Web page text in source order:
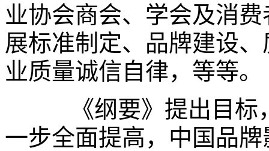
业协会商会、学会及消
展标准制定、品牌建设
业质量诚信自律，等等。
《纲要》提出目标
一步全面提高，中国品